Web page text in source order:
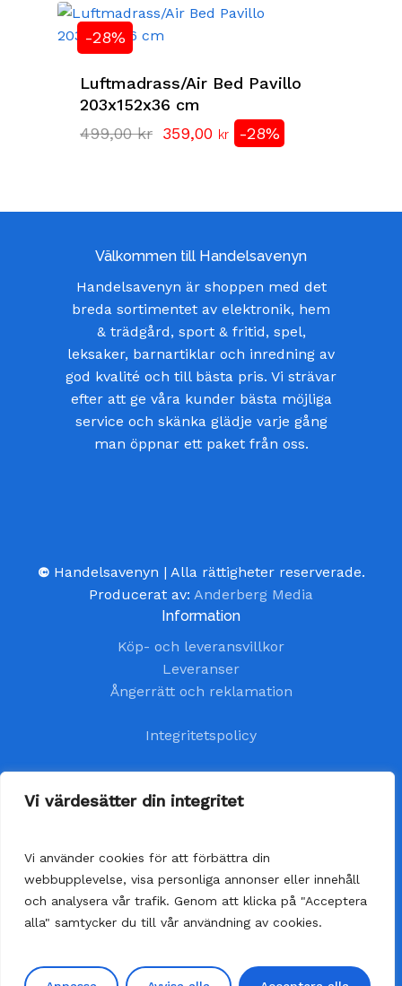
Vi värdesätter din integritet
Vi använder cookies för att förbättra din
webbupplevelse, visa personliga annonser eller innehåll
och analysera vår trafik. Genom att klicka på "Acceptera
alla" samtycker du till vår användning av cookies.
-28%
Luftmadrass/Air Bed Pavillo
203x152x36 cm
499,00kr Det
ursprungliga
499,00 kr.
359,00 krDet
nuvarande
359,00 kr.
-28%
Välkommen till Handelsavenyn
Handelsavenyn är shoppen med det
breda sortimentet av elektronik, hem
& trädgård, sport & fritid, spel,
leksaker, barnartiklar och inredning av
god kvalité och till bästa pris. Vi strävar
efter att ge våra kunder bästa möjliga
service och skänka glädje varje gång
man öppnar ett paket från oss.
© Handelsavenyn | Alla rättigheter reserverade.
Producerat av: Anderberg Media
Information
Köp- och leveransvillkor
Leveranser
Ångerrätt och reklamation
Integritetspolicy
Kundtjänst
Vår kundtjänst har öppet alla helgfria vardagar.
Vi besvarar dina frågor så fort som möjligt,
senast inom 48 timmar.